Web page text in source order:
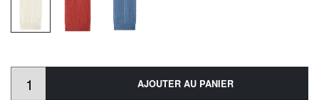
AJOUTER AU PANIER